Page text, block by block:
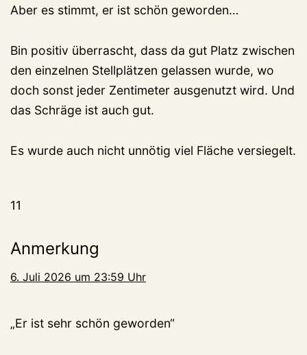
Aber es stimmt, er ist schön geworden…
Bin positiv überrascht, dass da gut Platz zwischen
den einzelnen Stellplätzen gelassen wurde, wo
doch sonst jeder Zentimeter ausgenutzt wird. Und
das Schräge ist auch gut.
Es wurde auch nicht unnötig viel Fläche versiegelt.
11
Anmerkung
6. Juli 2026 um 23:59 Uhr
„Er ist sehr schön geworden“